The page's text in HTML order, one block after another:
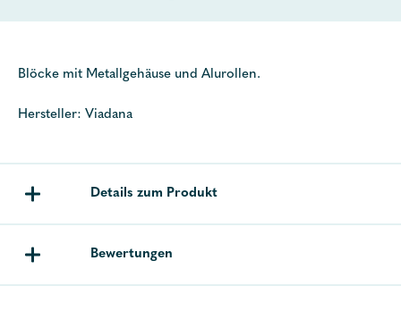
Blöcke mit Metallgehäuse und Alurollen.
Hersteller: Viadana
Details zum Produkt
Bewertungen